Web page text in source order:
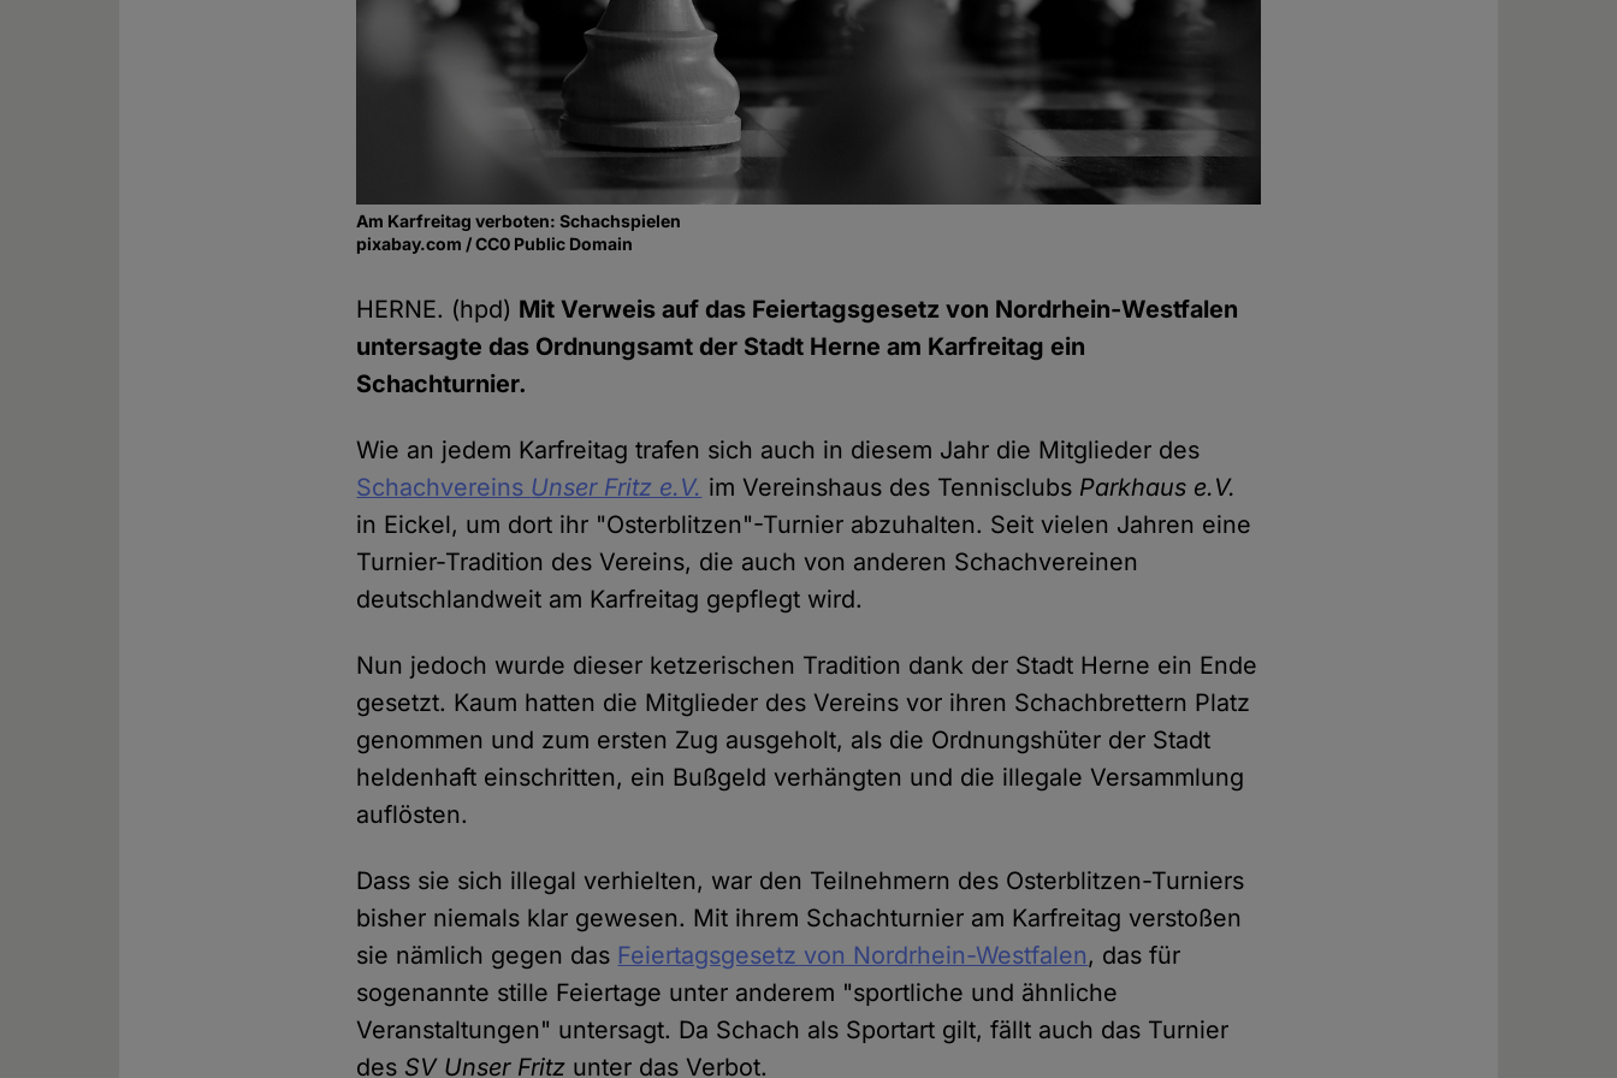
Am Karfreitag verboten: Schachspielen
pixabay.com / CC0 Public Domain
HERNE. (hpd) Mit Verweis auf das Feiertagsgesetz von Nordrhein-Westfalen
untersagte das Ordnungsamt der Stadt Herne am Karfreitag ein
Schachturnier.
Wie an jedem Karfreitag trafen sich auch in diesem Jahr die Mitglieder des
Schachvereins Unser Fritz e.V. im Vereinshaus des Tennisclubs Parkhaus e.V.
in Eickel, um dort ihr "Osterblitzen"-Turnier abzuhalten. Seit vielen Jahren eine
Turnier-Tradition des Vereins, die auch von anderen Schachvereinen
deutschlandweit am Karfreitag gepflegt wird.
Nun jedoch wurde dieser ketzerischen Tradition dank der Stadt Herne ein Ende
gesetzt. Kaum hatten die Mitglieder des Vereins vor ihren Schachbrettern Platz
genommen und zum ersten Zug ausgeholt, als die Ordnungshüter der Stadt
heldenhaft einschritten, ein Bußgeld verhängten und die illegale Versammlung
auflösten.
Dass sie sich illegal verhielten, war den Teilnehmern des Osterblitzen-Turniers
bisher niemals klar gewesen. Mit ihrem Schachturnier am Karfreitag verstoßen
sie nämlich gegen das Feiertagsgesetz von Nordrhein-Westfalen, das für
sogenannte stille Feiertage unter anderem "sportliche und ähnliche
Veranstaltungen" untersagt. Da Schach als Sportart gilt, fällt auch das Turnier
des SV Unser Fritz unter das Verbot.